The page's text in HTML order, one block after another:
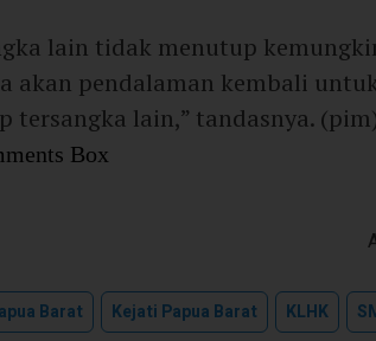
lain tidak menutup
akan pendalaman kembali
tersangka lain,” tandasnya.
Box
Barat Kejati Papua Barat KLHK